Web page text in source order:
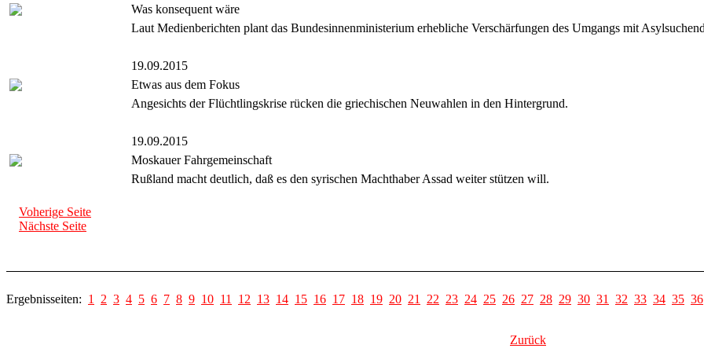
Was konsequent wäre
Laut Medienberichten plant das Bundesinnenministerium erhebliche Verschärfungen des Umgangs mit
19.09.2015
Etwas aus dem Fokus
Angesichts der Flüchtlingskrise rücken die griechischen Neuwahlen in den Hintergrund.
19.09.2015
Moskauer Fahrgemeinschaft
Rußland macht deutlich, daß es den syrischen Machthaber Assad weiter stützen will.
Voherige Seite
Nächste Seite
Ergebnisseiten: 1 2 3 4 5 6 7 8 9 10 11 12 13 14 15 16 17 18 19 20 21 22 23 24 25 26 27 28 29 30 31 32 33 34 35 36
Zurück